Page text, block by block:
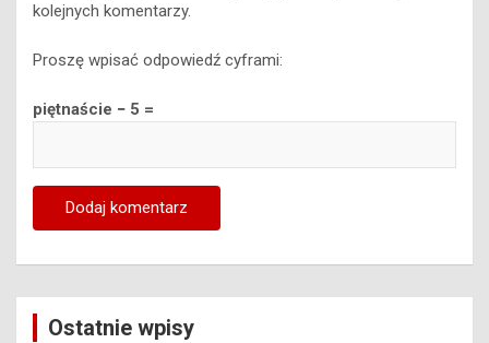
kolejnych komentarzy.
Proszę wpisać odpowiedź cyframi:
piętnaście − 5 =
Ostatnie wpisy